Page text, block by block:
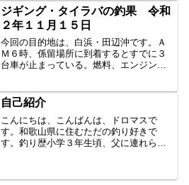
とやっぱり爆風。風裏探してウロウロし
ます。島の裏に隠れてみたりするもダ
メ。それでも頑張って、エギングやって
はみたが、やっぱり釣りに...
ジギング・タイラバの釣果 令和
２年１１月１５日
今回の目的地は、白浜・田辺沖です。Ａ
Ｍ６時、係留場所に到着するとすでに３
台車が止まっている。燃料、エンジンオ
したりと結構タイヘン。AM７時前にやっ
と出船。天気はいいんですが、東からの
風が強く少し波もあります。まずは、ジ
ギング。水深９５ｍから釣り開始。 ジ
ギングタックルロッド シマノ オシア
ウェーバー 160ｇ ブルピンジグを投入
自己紹介
こんにちは、こんばんは、ドロマスで
す。和歌山県に住むただの釣り好きで
す。釣り歴小学３年生頃、父に連れられ